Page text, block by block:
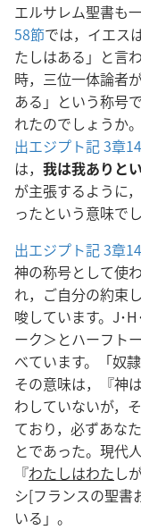
エルサレム聖書も
58節では，イエス
たしはある」と言
時，三位一体論者
ある」という称号
れたのでしょうか
出エジプト記 3章
は， 我は我ありと
が主張するように
ったという意味で
出エジプト記 3章
神の称号として使
れ，ご自分の約束
唆しています。J･
ーク＞とハーフト
べています。「奴
その意味は，『神
わしていないが，
ており，必ずあな
とであった。現代
『わたしはわたし
シ[フランスの聖書
いる」。